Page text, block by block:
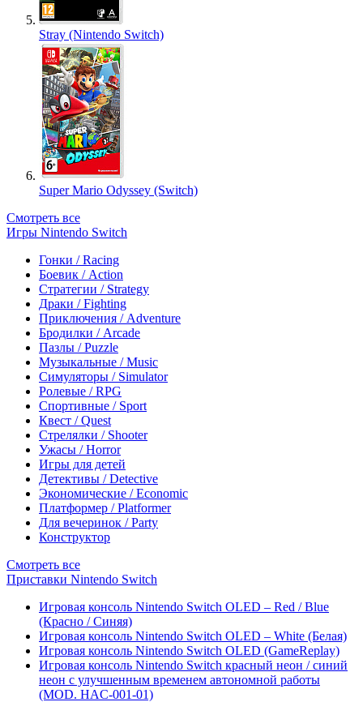
Stray (Nintendo Switch)
Super Mario Odyssey (Switch)
Смотреть все
Игры Nintendo Switch
Гонки / Racing
Боевик / Action
Стратегии / Strategy
Драки / Fighting
Приключения / Adventure
Бродилки / Arcade
Пазлы / Puzzle
Музыкальные / Music
Симуляторы / Simulator
Ролевые / RPG
Спортивные / Sport
Квест / Quest
Стрелялки / Shooter
Ужасы / Horror
Игры для детей
Детективы / Detective
Экономические / Economic
Платформер / Platformer
Для вечеринок / Party
Конструктор
Смотреть все
Приставки Nintendo Switch
Игровая консоль Nintendo Switch OLED – Red / Blue
(Красно / Синяя)
Игровая консоль Nintendo Switch OLED – White (Белая)
Игровая консоль Nintendo Switch OLED (GameReplay)
Игровая консоль Nintendo Switch красный неон / синий
неон с улучшенным временем автономной работы
(MOD. HAC-001-01)